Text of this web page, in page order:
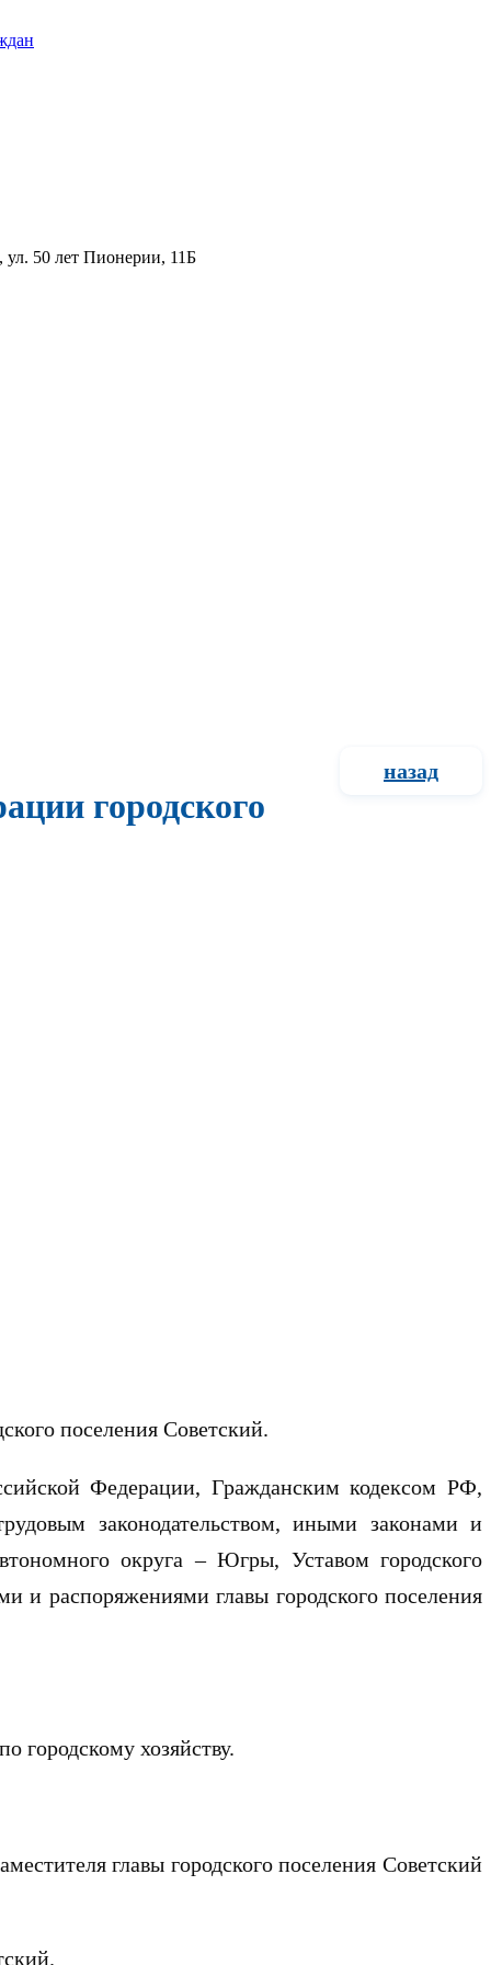
50 лет Пионерии, 11Б
городского
назад
поселения Советский.
Федерации, Гражданским кодексом РФ,
законодательством, иными законами и
округа – Югры, Уставом городского
и распоряжениями главы городского поселения
городскому хозяйству.
главы городского поселения Советский